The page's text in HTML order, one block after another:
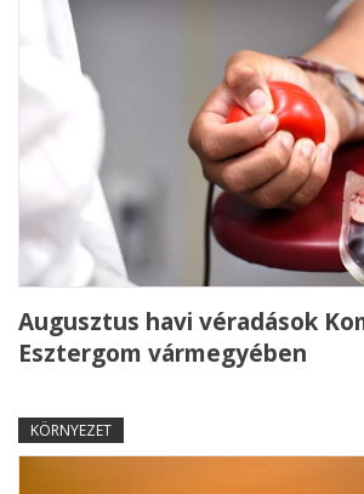
Augusztus havi véradások
Esztergom vármegyében
KÖRNYEZET